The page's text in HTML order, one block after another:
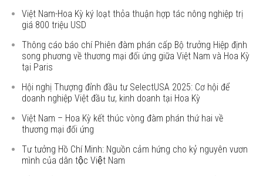
Việt Nam-Hoa Kỳ ký loạt thỏa thuận hợp tác nông nghiệp trị
giá 800 triệu USD
Thông cáo báo chí Phiên đàm phán cấp Bộ trưởng Hiệp định
song phương về thương mại đối ứng giữa Việt Nam và Hoa Kỳ
tại Paris
Hội nghị Thượng đỉnh đầu tư SelectUSA 2025: Cơ hội để
doanh nghiệp Việt đầu tư, kinh doanh tại Hoa Kỳ
Việt Nam – Hoa Kỳ kết thúc vòng đàm phán thứ hai về
thương mại đối ứng
Tư tưởng Hồ Chí Minh: Nguồn cảm hứng cho kỷ nguyên vươn
mình của dân tộc Việt Nam